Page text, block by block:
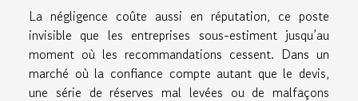
La négligence coûte aussi en réputation, ce poste
invisible que les entreprises sous-estiment jusqu’au
moment où les recommandations cessent. Dans un
marché où la confiance compte autant que le devis,
une série de réserves mal levées ou de malfaçons